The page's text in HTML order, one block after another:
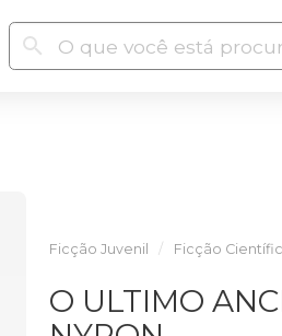
Ficção Juvenil Ficção
O ULTIMO